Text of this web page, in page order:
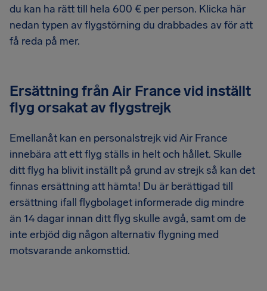
du kan ha rätt till hela 600 € per person. Klicka här
nedan typen av flygstörning du drabbades av för att
få reda på mer.
Ersättning från Air France vid inställt
flyg orsakat av flygstrejk
Emellanåt kan en personalstrejk vid Air France
innebära att ett flyg ställs in helt och hållet. Skulle
ditt flyg ha blivit inställt på grund av strejk så kan det
finnas ersättning att hämta! Du är berättigad till
ersättning ifall flygbolaget informerade dig mindre
än 14 dagar innan ditt flyg skulle avgå, samt om de
inte erbjöd dig någon alternativ flygning med
motsvarande ankomsttid.